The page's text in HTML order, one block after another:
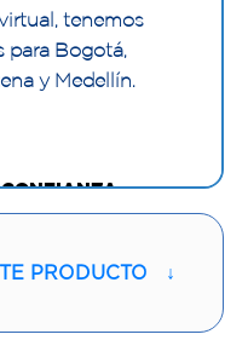
tenemos
para Bogotá,
y Medellín.
domicilios 24
PRODUCTO ↓